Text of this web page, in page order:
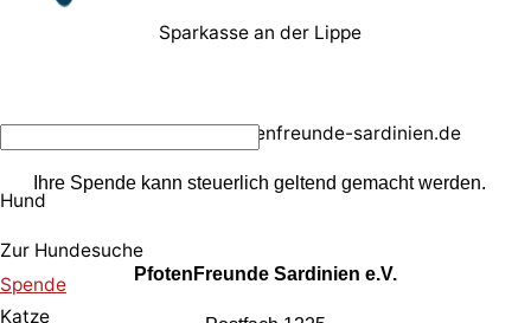
Hund
Zur Hundesuche
Spende
Katze
Sparkasse an der Lippe
Paypal: spenden@pfotenfreunde-sardinien.de
Ihre Spende kann steuerlich geltend gemacht werden.
PfotenFreunde Sardinien e.V.